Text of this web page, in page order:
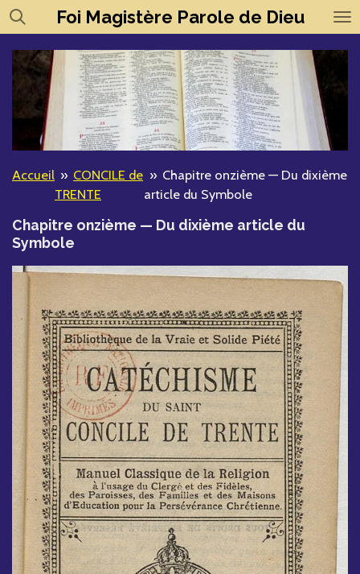
Passer
au
contenu
principal
Foi Magistère Parole de Dieu
Accueil » CONCILE de
TRENTE
» Chapitre onzième — Du dixième
article du Symbole
Chapitre onzième — Du dixième article du
Symbole